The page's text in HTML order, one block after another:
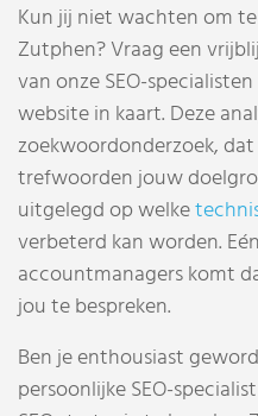
Kun jij niet wachten om
Zutphen? Vraag een
van onze SEO-
website in kaart. Deze
zoekwoordonderzoek,
trefwoorden jouw
uitgelegd op welke
verbeterd kan worden.
accountmanagers komt
jou te bespreken.
Ben je enthousiast
persoonlijke SEO-